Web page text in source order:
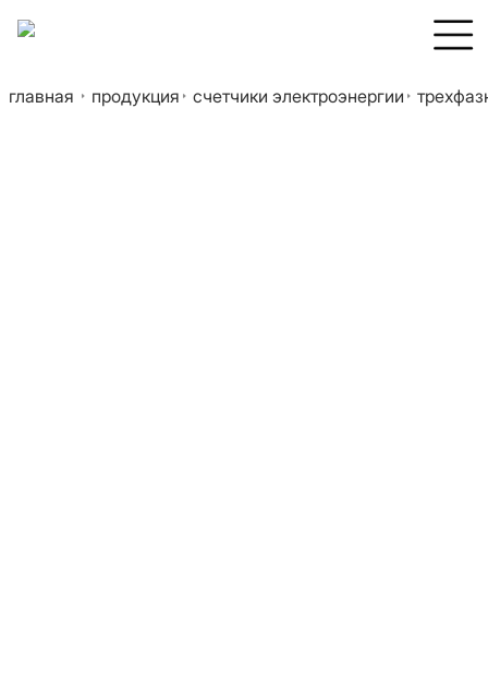
главная продукция счетчики электроэнергии